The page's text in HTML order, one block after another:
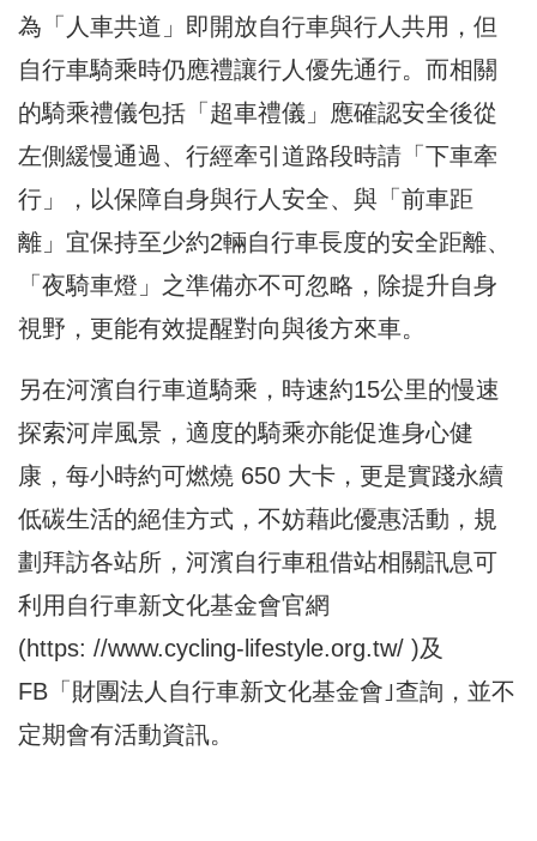
為「人車共道」即開放自行車與行人共用，但
自行車騎乘時仍應禮讓行人優先通行。而相關
的騎乘禮儀包括「超車禮儀」應確認安全後從
左側緩慢通過、行經牽引道路段時請「下車牽
行」，以保障自身與行人安全、與「前車距
離」宜保持至少約2輛自行車長度的安全距離、
「夜騎車燈」之準備亦不可忽略，除提升自身
視野，更能有效提醒對向與後方來車。
另在河濱自行車道騎乘，時速約15公里的慢速
探索河岸風景，適度的騎乘亦能促進身心健
康，每小時約可燃燒 650 大卡，更是實踐永續
低碳生活的絕佳方式，不妨藉此優惠活動，規
劃拜訪各站所，河濱自行車租借站相關訊息可
利用自行車新文化基金會官網
(https: //www.cycling-lifestyle.org.tw/ )及
FB「財團法人自行車新文化基金會｣查詢，並不
定期會有活動資訊。